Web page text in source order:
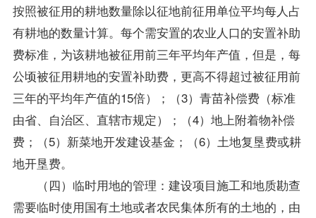
按照被征用的耕地数量除以征地前征用单位平均每人占
有耕地的数量计算。每个需安置的农业人口的安置补助
费标准，为该耕地被征用前三年平均年产值，但是，每
公顷被征用耕地的安置补助费，更高不得超过被征用前
三年的平均年产值的15倍）；（3）青苗补偿费（标准
由省、自治区、直辖市规定）；（4）地上附着物补偿
费；（5）新菜地开发建设基金；（6）土地复垦费或耕
地开垦费。
（四）临时用地的管理：建设项目施工和地质勘查
需要临时使用国有土地或者农民集体所有的土地的，由